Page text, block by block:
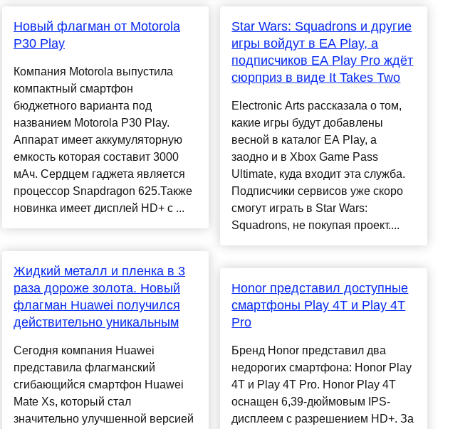
Новый флагман от Motorola
P30 Play
Компания Motorola выпустила
компактный смартфон
бюджетного варианта под
названием Motorola P30 Play.
Аппарат имеет аккумуляторную
емкость которая составит 3000
мАч. Сердцем гаджета является
процессор Snapdragon 625.Также
новинка имеет дисплей HD+ с ...
Жидкий металл и пленка в 3
раза дороже золота. Новый
флагман Huawei получился
действительно уникальным
Сегодня компания Huawei
представила флагманский
сгибающийся смартфон Huawei
Mate Xs, который стал
значительно улучшенной версией
Star Wars: Squadrons и другие
игры войдут в EA Play, а
подписчиков EA Play Pro ждёт
сюрприз в виде It Takes Two
Electronic Arts рассказала о том,
какие игры будут добавлены
весной в каталог EA Play, а
заодно и в Xbox Game Pass
Ultimate, куда входит эта служба.
Подписчики сервисов уже скоро
смогут играть в Star Wars:
Squadrons, не покупая проект....
Honor представил доступные
смартфоны Play 4T и Play 4T
Pro
Бренд Honor представил два
недорогих смартфона: Honor Play
4T и Play 4T Pro. Honor Play 4T
оснащен 6,39-дюймовым IPS-
дисплеем с разрешением HD+. За